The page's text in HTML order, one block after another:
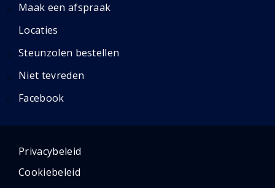
Maak een afspraak
Locaties
Steunzolen bestellen
Niet tevreden
Facebook
Privacybeleid
Cookiebeleid